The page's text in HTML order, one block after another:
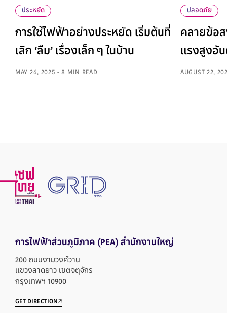
ประหยัด
การใช้ไฟฟ้าอย่างประหยัด เริ่มต้นที่
เลิก ‘ลืม’ เรื่องเล็ก ๆ ในบ้าน
MAY 26, 2025 - 8 MIN READ
ปลอดภัย
คลายข้อ
แรงสูงอัน
AUGUST 22,
การไฟฟ้าส่วนภูมิภาค (PEA) สำนักงานใหญ่
200 ถนนงามวงศ์วาน
แขวงลาดยาว เขตจตุจักร
กรุงเทพฯ 10900
GET DIRECTION